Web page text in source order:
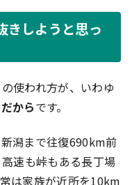
きしようと思っ
使われ方が、いわゆ
からです。
潟まで往復690km前
速も峠もある長丁場
は家族が近所を10km